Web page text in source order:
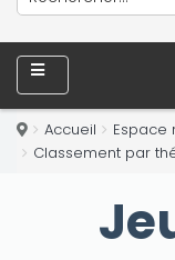
Accueil Espace
Classement par